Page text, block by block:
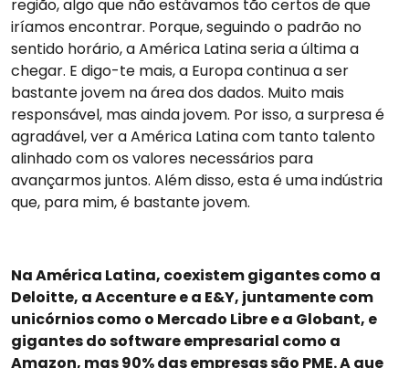
região, algo que não estávamos tão certos de que
iríamos encontrar. Porque, seguindo o padrão no
sentido horário, a América Latina seria a última a
chegar. E digo-te mais, a Europa continua a ser
bastante jovem na área dos dados. Muito mais
responsável, mas ainda jovem. Por isso, a surpresa é
agradável, ver a América Latina com tanto talento
alinhado com os valores necessários para
avançarmos juntos. Além disso, esta é uma indústria
que, para mim, é bastante jovem.
Na América Latina, coexistem gigantes como a
Deloitte, a Accenture e a E&Y, juntamente com
unicórnios como o Mercado Libre e a Globant, e
gigantes do software empresarial como a
Amazon, mas 90% das empresas são PME. A que